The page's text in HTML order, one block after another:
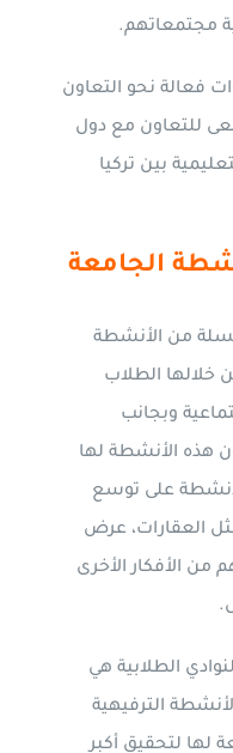
مجتمعاتهم.
فعالة نحو التعاون
للتعاون مع دول
بين تركيا
الجامعة
من الأنشطة
خلالها الطلاب
وبجانب
هذه الأنشطة لها
على توسع
العقارات، عرض
من الأفكار الأخرى
الطلابية هي
الترفيهية
لها لتحقيق أكبر